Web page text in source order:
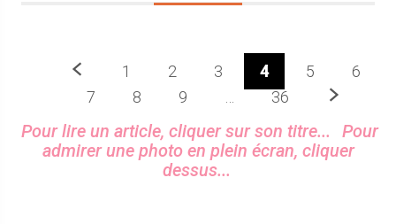
Précedent
1 2 3 4 5
6
7
8 9 36 Prochaine
Sidebar
Pour lire un article, cliquer sur son titre...
Pour
admirer une photo en plein écran, cliquer
dessus...